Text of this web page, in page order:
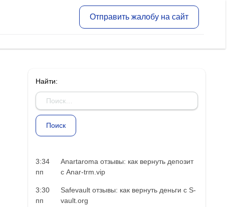
Отправить жалобу на сайт
Найти:
3:34
пп
Anartaroma отзывы: как вернуть депозит
с Anar-trm.vip
3:30
пп
Safevault отзывы: как вернуть деньги с S-
vault.org